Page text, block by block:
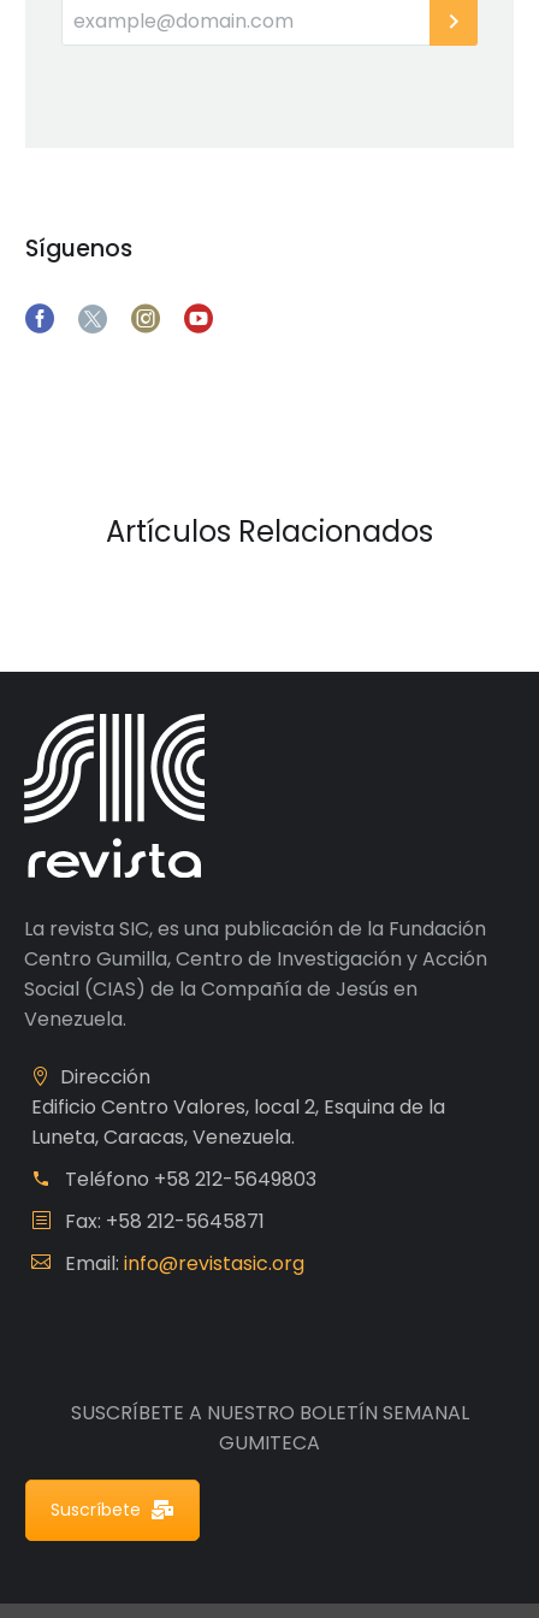
Síguenos
Artículos Relacionados
La revista SIC, es una publicación de la Fundación
Centro Gumilla, Centro de Investigación y Acción
Social (CIAS) de la Compañía de Jesús en
Venezuela.
Dirección
Edificio Centro Valores, local 2, Esquina de la
Luneta, Caracas, Venezuela.
Teléfono +58 212-5649803
Fax: +58 212-5645871
Email: info@revistasic.org
SUSCRÍBETE A NUESTRO BOLETÍN SEMANAL
GUMITECA
Suscríbete